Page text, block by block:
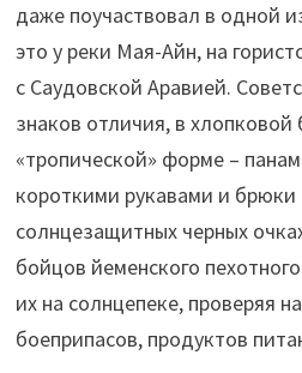
даже поучаствовал в одной
это у реки Мая-Айн, на
с Саудовской Аравией.
знаков отличия, в хлопковой
«тропической» форме –
короткими рукавами и брюки
солнцезащитных черных
бойцов йеменского
их на солнцепеке, проверяя
боеприпасов, продуктов